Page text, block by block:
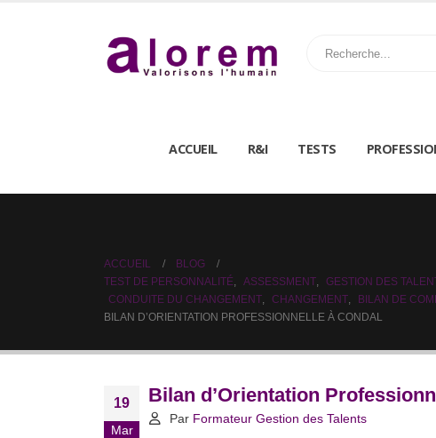
ACCUEIL R&I TESTS
ACCUEIL
BLOG
TEST DE PERSONNALITÉ
ASSESSMENT GESTION DES
CONDUITE DU CHANGEMENT
CHANGEMENT
BILAN DE
BILAN D’ORIENTATION PROFESSIONNELLE À CONDAL
19
Mar
Bilan d’Orientation
Par Formateur Gestion des Talents